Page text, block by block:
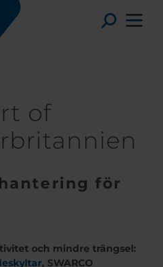
Toggle
country:
of
för
och mindre trängsel:
, SWARCO